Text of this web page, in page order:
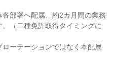
部署へ配属、約2カ月間の業務
（二種免許取得タイミングに
ーテーションではなく本配属